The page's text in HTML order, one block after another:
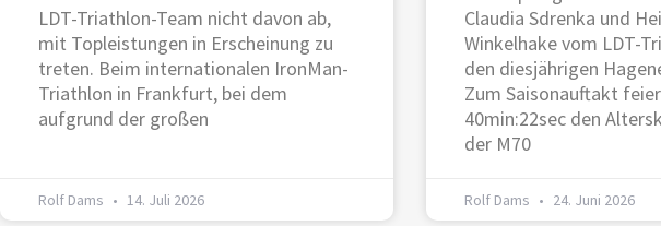
LDT-Triathlon-Team nicht davon ab,
mit Topleistungen in Erscheinung zu
treten. Beim internationalen IronMan-
Triathlon in Frankfurt, bei dem
aufgrund der großen
Rolf Dams 14. Juli 2026
Claudia Sdrenka und
Winkelhake vom LDT-
den diesjährigen
Zum Saisonauftakt
40min:22sec den
der M70
Rolf Dams 24. Juni 2026